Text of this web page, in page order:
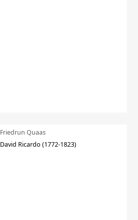
Friedrun Quaas
David Ricardo (1772-1823)